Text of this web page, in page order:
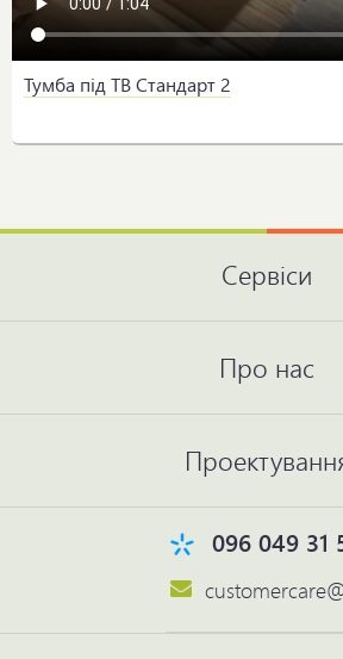
Тумба під ТВ Стандарт 2
Сервіси
Про нас
096 049 31